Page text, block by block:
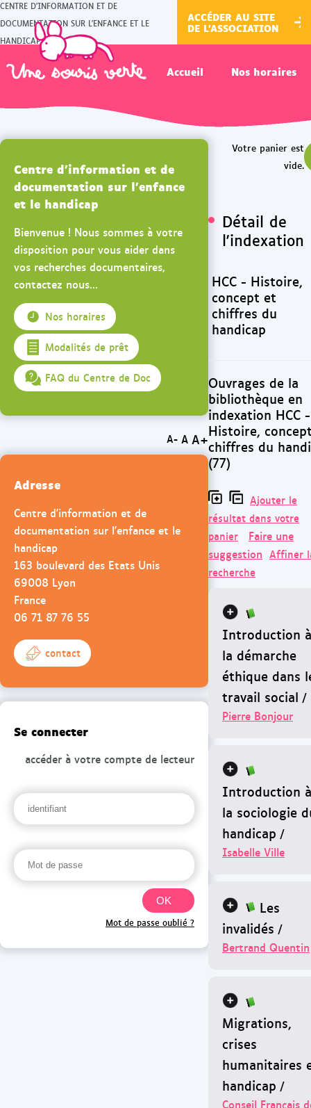
CENTRE D'INFORMATION ET DE
DOCUMENTATION SUR L'ENFANCE ET LE
HANDICAP
ACCÉDER AU SITE
DE L'ASSOCIATION
Accueil Nos horaires
Détail de
l'indexation
HCC - Histoire,
concept et
chiffres du
handicap
Ouvrages de la
bibliothèque en
indexation HCC -
Histoire,
chiffres du
(77)
Ajouter le
résultat dans votre
panier
Faire une
suggestion Affiner
recherche
Introduction à
la démarche
éthique dans
travail social /
Pierre Bonjour
Introduction à
la sociologie
handicap /
Isabelle Ville
Les
invalidés /
Bertrand Quentin
Migrations,
crises
humanitaires
handicap /
Conseil Français
Centre d'information et de
documentation sur l'enfance
et le handicap
Bienvenue ! Nous sommes à votre
disposition pour vous aider dans
vos recherches documentaires,
contactez nous...
Nos horaires
Modalités de prêt
FAQ du Centre de Doc
A- A A+
Adresse
Centre d'information et de
documentation sur l'enfance et le
handicap
163 boulevard des Etats Unis
69008 Lyon
France
06 71 87 76 55
contact
Se connecter
accéder à votre compte de lecteur
Mot de passe oublié ?